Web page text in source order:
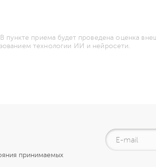
пункте приема будет проведена оценка
технологии ИИ и нейросети.
принимаемых